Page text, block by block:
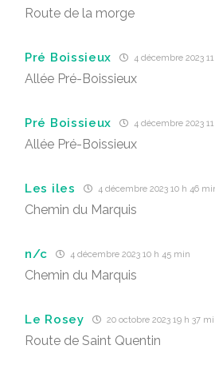
Route de la morge
Pré Boissieux 4 décembre 2023
Allée Pré-Boissieux
Pré Boissieux 4 décembre 2023
Allée Pré-Boissieux
Les iles 4 décembre 2023 10 h 46
Chemin du Marquis
n/c 4 décembre 2023 10 h 45 min
Chemin du Marquis
Le Rosey 20 octobre 2023 19 h 37
Route de Saint Quentin